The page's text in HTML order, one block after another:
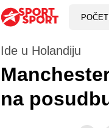
Ide u Holandiju
na